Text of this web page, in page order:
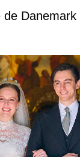
Danemark